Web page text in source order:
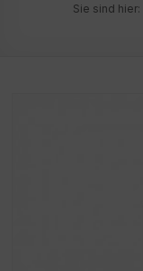
Sie sind hier: